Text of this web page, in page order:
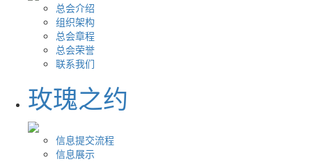
总会介绍
组织架构
总会章程
总会荣誉
联系我们
玫瑰之约
信息提交流程
信息展示